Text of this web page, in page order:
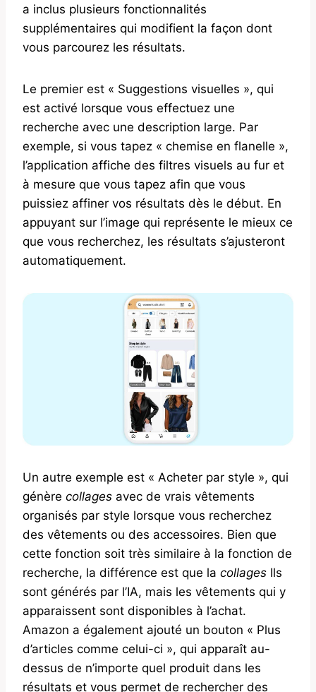
a inclus plusieurs fonctionnalités
supplémentaires qui modifient la façon dont
vous parcourez les résultats.
Le premier est « Suggestions visuelles », qui
est activé lorsque vous effectuez une
recherche avec une description large. Par
exemple, si vous tapez « chemise en flanelle »,
l’application affiche des filtres visuels au fur et
à mesure que vous tapez afin que vous
puissiez affiner vos résultats dès le début. En
appuyant sur l’image qui représente le mieux ce
que vous recherchez, les résultats s’ajusteront
automatiquement.
Un autre exemple est « Acheter par style », qui
génère collages avec de vrais vêtements
organisés par style lorsque vous recherchez
des vêtements ou des accessoires. Bien que
cette fonction soit très similaire à la fonction de
recherche, la différence est que la collages Ils
sont générés par l’IA, mais les vêtements qui y
apparaissent sont disponibles à l’achat.
Amazon a également ajouté un bouton « Plus
d’articles comme celui-ci », qui apparaît au-
dessus de n’importe quel produit dans les
résultats et vous permet de rechercher des